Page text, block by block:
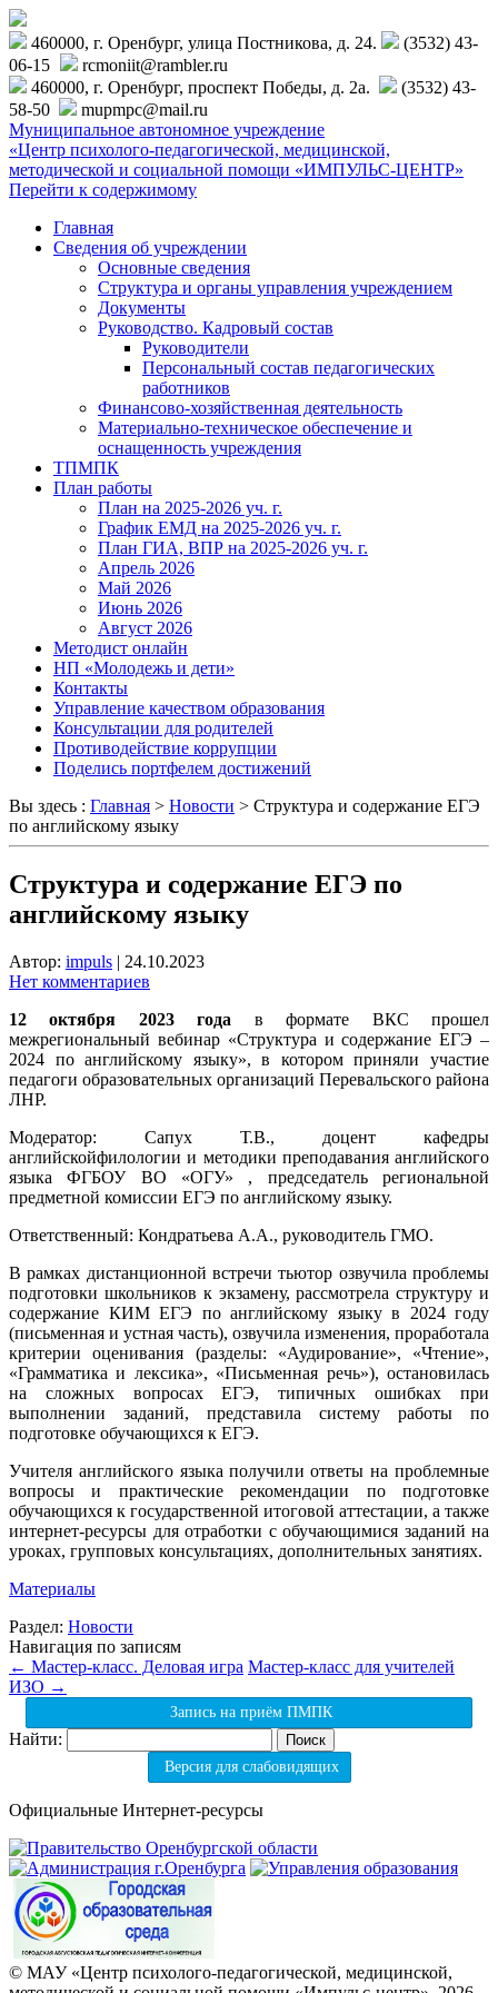
460000, г. Оренбург, улица Постникова, д. 24.
(3532) 43-
06-15
rcmoniit@rambler.ru
460000, г. Оренбург, проспект Победы, д. 2а.
(3532) 43-
58-50
mupmpc@mail.ru
Муниципальное автономное учреждение
«Центр психолого-педагогической, медицинской,
методической и социальной помощи «ИМПУЛЬС-ЦЕНТР»
Перейти к содержимому
Главная
Сведения об учреждении
Основные сведения
Структура и органы управления учреждением
Документы
Руководство. Кадровый состав
Руководители
Персональный состав педагогических
работников
Финансово-хозяйственная деятельность
Материально-техническое обеспечение и
оснащенность учреждения
ТПМПК
План работы
План на 2025-2026 уч. г.
График ЕМД на 2025-2026 уч. г.
План ГИА, ВПР на 2025-2026 уч. г.
Апрель 2026
Май 2026
Июнь 2026
Август 2026
Методист онлайн
НП «Молодежь и дети»
Контакты
Управление качеством образования
Консультации для родителей
Противодействие коррупции
Поделись портфелем достижений
Вы здесь : Главная > Новости > Структура и содержание ЕГЭ
по английскому языку
Структура и содержание ЕГЭ по
английскому языку
Автор: impuls | 24.10.2023
Нет комментариев
12 октября 2023 года в формате ВКС прошел
межрегиональный вебинар «Структура и содержание ЕГЭ –
2024 по английскому языку», в котором приняли участие
педагоги образовательных организаций Перевальского района
ЛНР.
Модератор: Сапух Т.В., доцент кафедры
английскойфилологии и методики преподавания английского
языка ФГБОУ ВО «ОГУ» , председатель региональной
предметной комиссии ЕГЭ по английскому языку.
Ответственный: Кондратьева А.А., руководитель ГМО.
В рамках дистанционной встречи тьютор озвучила проблемы
подготовки школьников к экзамену, рассмотрела структуру и
содержание КИМ ЕГЭ по английскому языку в 2024 году
(письменная и устная часть), озвучила изменения, проработала
критерии оценивания (разделы: «Аудирование», «Чтение»,
«Грамматика и лексика», «Письменная речь»), остановилась
на сложных вопросах ЕГЭ, типичных ошибках при
выполнении заданий, представила систему работы по
подготовке обучающихся к ЕГЭ.
Учителя английского языка получили ответы на проблемные
вопросы и практические рекомендации по подготовке
обучающихся к государственной итоговой аттестации, а также
интернет-ресурсы для отработки с обучающимися заданий на
уроках, групповых консультациях, дополнительных занятиях.
Материалы
Раздел: Новости
Навигация по записям
← Мастер-класс. Деловая игра Мастер-класс для учителей
ИЗО →
Запись на приём ПМПК
Найти:
Версия для слабовидящих
Официальные Интернет-ресурсы
© МАУ «Центр психолого-педагогической, медицинской,